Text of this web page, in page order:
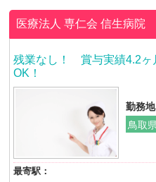
医療法人 専仁会信生病院
残業なし！ 賞与実績4.2
OK！
勤務地
鳥取
最寄駅：